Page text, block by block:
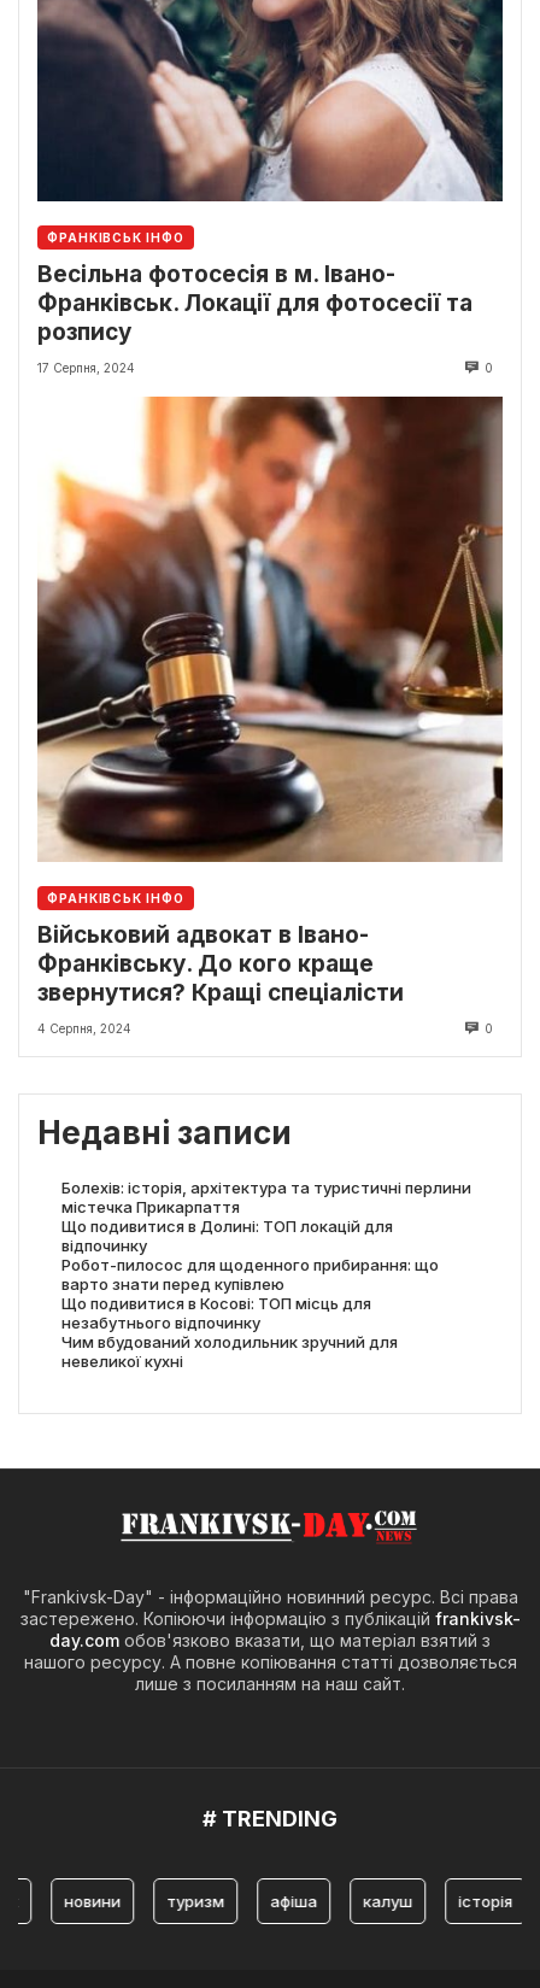
ФРАНКІВСЬК ІНФО
Весільна фотосесія в м. Івано-
Франківськ. Локації для фотосесії та
розпису
17 Серпня, 2024 0
ФРАНКІВСЬК ІНФО
Військовий адвокат в Івано-
Франківську. До кого краще
звернутися? Кращі спеціалісти
4 Серпня, 2024 0
Недавні записи
Болехів: історія, архітектура та туристичні перлини
містечка Прикарпаття
Що подивитися в Долині: ТОП локацій для
відпочинку
Робот-пилосос для щоденного прибирання: що
варто знати перед купівлею
Що подивитися в Косові: ТОП місць для
незабутнього відпочинку
Чим вбудований холодильник зручний для
невеликої кухні
"Frankivsk-Day" - інформаційно новинний ресурс. Всі права
застережено. Копіюючи інформацію з публікацій frankivsk-
day.com обов'язково вказати, що матеріал взятий з
нашого ресурсу. А повне копіювання статті дозволяється
лише з посиланням на наш сайт.
# TRENDING
туризм афіша калуш історія